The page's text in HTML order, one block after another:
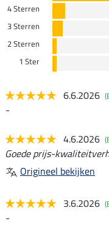
4 Sterren
3 Sterren
2 Sterren
1 Ster
6.6.2026
-
4.6.2026
Goede prijs-
Origineel bekijken
3.6.2026
-